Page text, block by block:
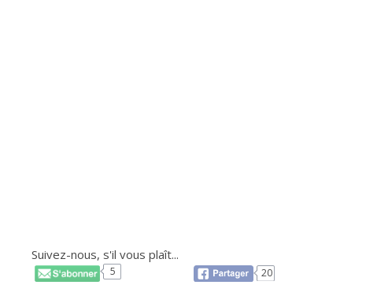
Suivez-nous, s'il vous plaît...
5 20